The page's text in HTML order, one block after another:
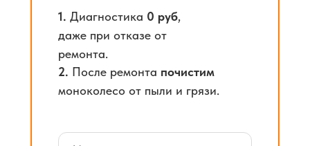
1. Диагностика 0 руб,
даже при отказе от
ремонта.
2. После ремонта почистим
моноколесо от пыли и грязи.